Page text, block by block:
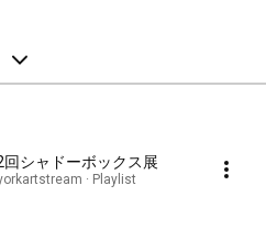
回シャドーボックス展
· Playlist